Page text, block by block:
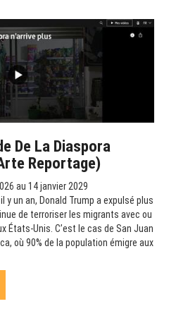
De La Diaspora
Reportage)
au 14 janvier 2029
y un an, Donald Trump a expulsé plus
de terroriser les migrants avec ou
États-Unis. C’est le cas de San Juan
où 90% de la population émigre aux